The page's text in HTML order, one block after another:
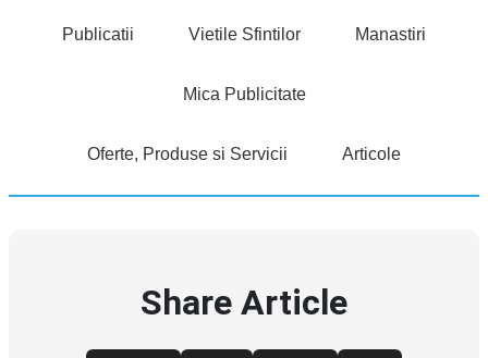
Publicatii Vietile Sfintilor Manastiri
Mica Publicitate
Oferte, Produse si Servicii Articole
Share Article